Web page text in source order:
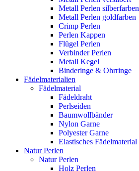
Metall Perlen silberfarben
Metall Perlen goldfarben
Crimp Perlen
Perlen Kappen
Flügel Perlen
Verbinder Perlen
Metall Kegel
Binderinge & Ohrringe
Fädelmaterialien
Fädelmaterial
Fädeldraht
Perlseiden
Baumwollbänder
Nylon Garne
Polyester Garne
Elastisches Fädelmaterial
Natur Perlen
Natur Perlen
Holz Perlen